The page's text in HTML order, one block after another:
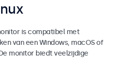
is compatibel met
van een Windows, macOS of
monitor biedt veelzijdige